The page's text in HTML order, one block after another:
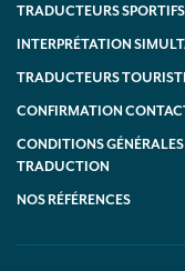
TRADUCTEURS SPORTIFS
INTERPRÉTATION
TRADUCTEURS
CONFIRMATION
CONDITIONS
TRADUCTION
NOS RÉFÉRENCES